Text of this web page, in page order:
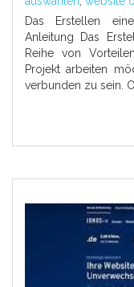
Das Erstellen
Anleitung Das
Reihe von
Projekt arbeiten
verbunden zu sein.